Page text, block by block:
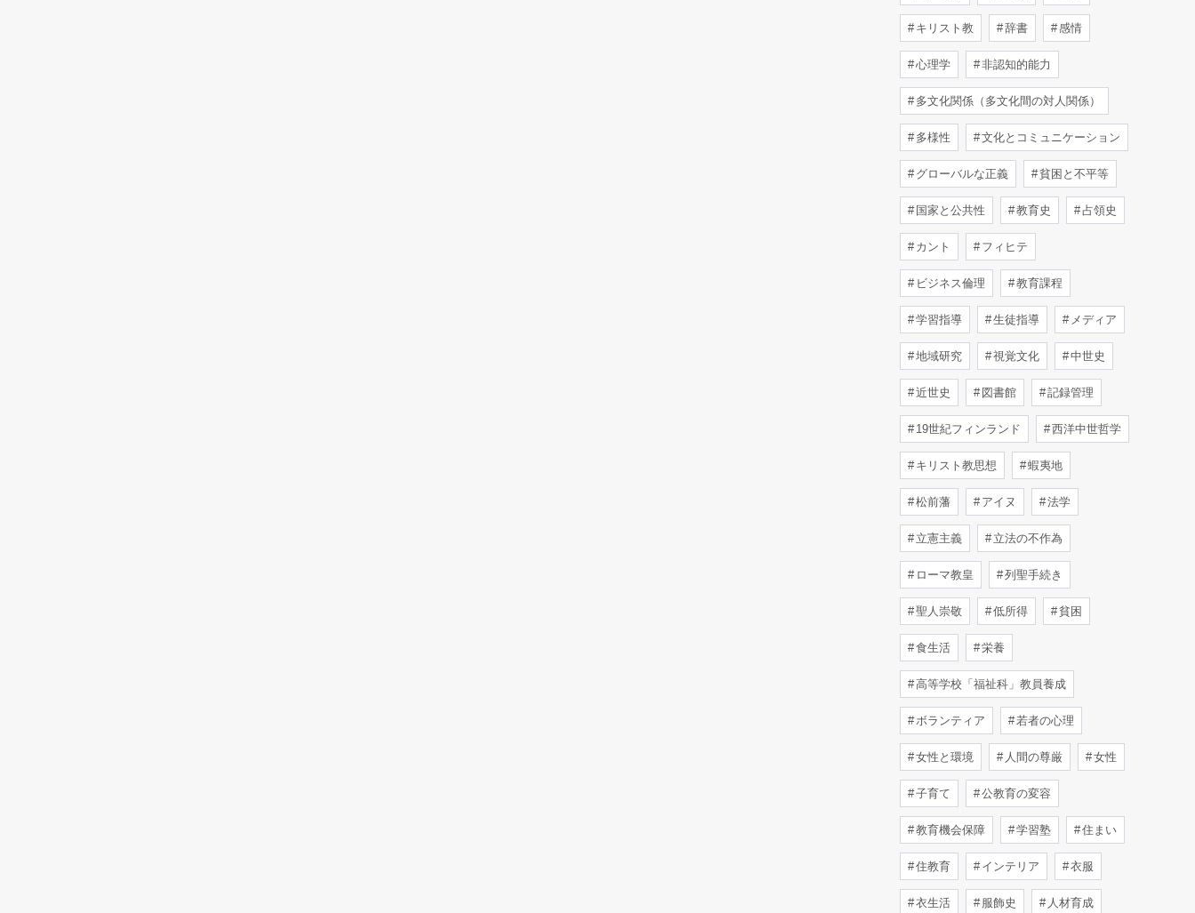
キリスト教 辞書 感情
心理学 非認知的能力
多文化関係（多文化間の対人関係）
多様性 文化とコミュニケーション
グローバルな正義 貧困と不平等
国家と公共性 教育史 占領史
カント フィヒテ
ビジネス倫理 教育課程
学習指導 生徒指導 メディア
地域研究 視覚文化 中世史
近世史 図書館 記録管理
19世紀フィンランド 西洋中世哲学
キリスト教思想 蝦夷地
松前藩 アイヌ 法学
立憲主義 立法の不作為
ローマ教皇 列聖手続き
聖人崇敬 低所得 貧困
食生活 栄養
高等学校「福祉科」教員養成
ボランティア 若者の心理
女性と環境 人間の尊厳 女性
子育て 公教育の変容
教育機会保障 学習塾 住まい
住教育 インテリア 衣服
衣生活 服飾史 人材育成